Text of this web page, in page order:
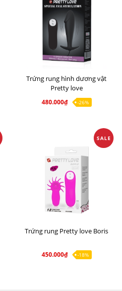
Trứng rung hình dương vật
Pretty love
480.000₫ -26%
SALE
Trứng rung Pretty love Boris
450.000₫ -18%